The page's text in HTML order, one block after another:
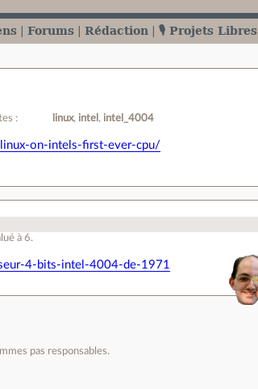
Forums Rédaction 🎙️ Projets Libres
: linux intel intel_4004
on-intels-first-ever-cpu/
à6.
4-bits-intel-4004-de-1971
pas responsables.